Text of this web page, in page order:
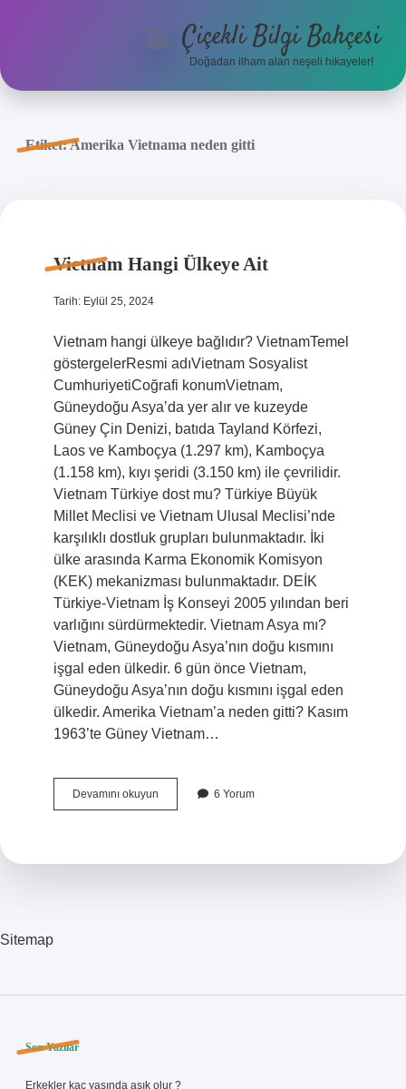
Anasayfa
menüyüÇiçekli Bilgi Bahçesi
Doğadan ilham alan neşeli hikayeler!
Etiket:Amerika Vietnama neden gitti
Vietnam Hangi Ülkeye Ait
Tarih: Eylül 25, 2024
Vietnam hangi ülkeye bağlıdır? VietnamTemel
göstergelerResmi adıVietnam Sosyalist
CumhuriyetiCoğrafi konumVietnam,
Güneydoğu Asya’da yer alır ve kuzeyde
Güney Çin Denizi, batıda Tayland Körfezi,
Laos ve Kamboçya (1.297 km), Kamboçya
(1.158 km), kıyı şeridi (3.150 km) ile çevrilidir.
Vietnam Türkiye dost mu? Türkiye Büyük
Millet Meclisi ve Vietnam Ulusal Meclisi’nde
karşılıklı dostluk grupları bulunmaktadır. İki
ülke arasında Karma Ekonomik Komisyon
(KEK) mekanizması bulunmaktadır. DEİK
Türkiye-Vietnam İş Konseyi 2005 yılından beri
varlığını sürdürmektedir. Vietnam Asya mı?
Vietnam, Güneydoğu Asya’nın doğu kısmını
işgal eden ülkedir. 6 gün önce Vietnam,
Güneydoğu Asya’nın doğu kısmını işgal eden
ülkedir. Amerika Vietnam’a neden gitti? Kasım
1963’te Güney Vietnam…
Devamını okuyunVietnam
Hangi
6 Yorum
Sitemap
Sidebar
Son Yazılar
Erkekler kaç yaşında aşık olur ?